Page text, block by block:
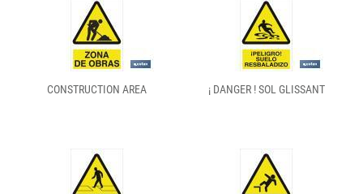
CONSTRUCTION AREA ¡ DANGER ! SOL GLISSANT